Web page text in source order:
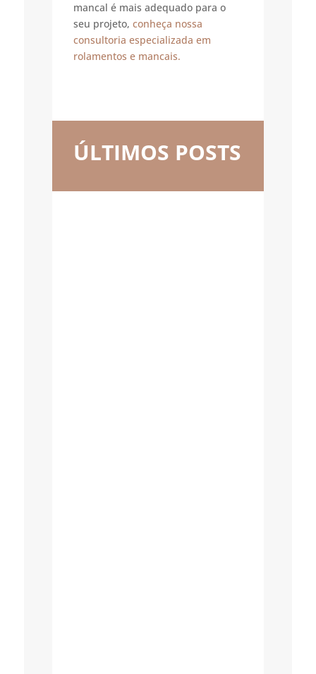
mancal é mais adequado para o
seu projeto, conheça nossa
consultoria especializada em
rolamentos e mancais.
ÚLTIMOS POSTS